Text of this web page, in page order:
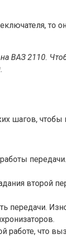
то
ВАЗ 2110.
шагов,
второй
передачи.
работе, что